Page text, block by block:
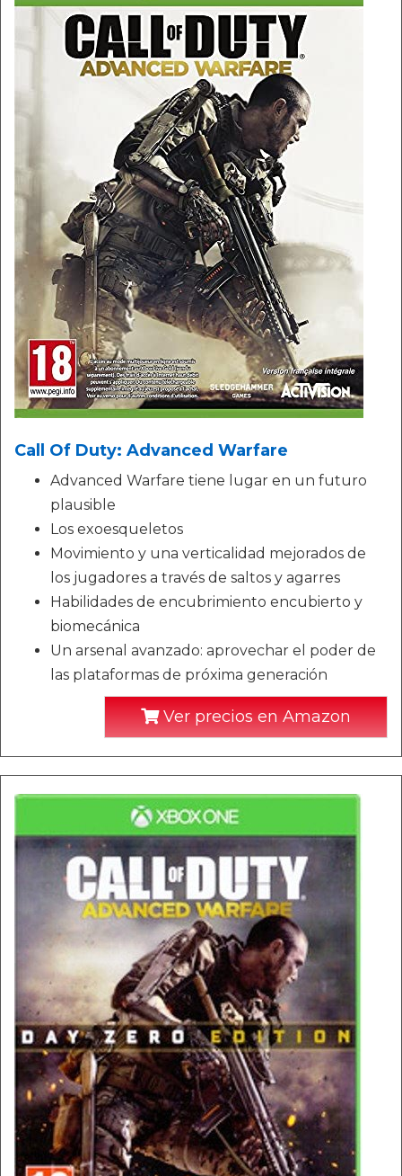
Call Of Duty: Advanced Warfare
Advanced Warfare tiene lugar en un futuro
plausible
Los exoesqueletos
Movimiento y una verticalidad mejorados de
los jugadores a través de saltos y agarres
Habilidades de encubrimiento encubierto y
biomecánica
Un arsenal avanzado: aprovechar el poder de
las plataformas de próxima generación
Ver precios en Amazon